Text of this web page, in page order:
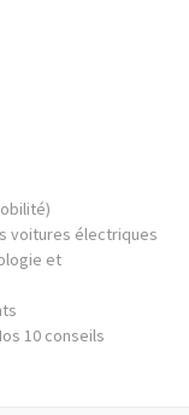
voitures électriques
et
10 conseils